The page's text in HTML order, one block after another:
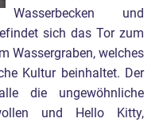
Wasserbecken und
sich das Tor zum
Wassergraben, welches
Kultur beinhaltet. Der
die ungewöhnliche
und Hello Kitty,